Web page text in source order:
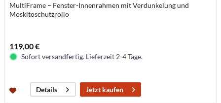
MultiFrame – Fenster-Innenrahmen mit Verdunkelung und
Moskitoschutzrollo
119,00 €
Sofort versandfertig. Lieferzeit 2-4 Tage.
Details Jetzt kaufen